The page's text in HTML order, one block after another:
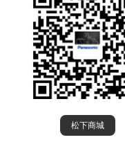
松下商城